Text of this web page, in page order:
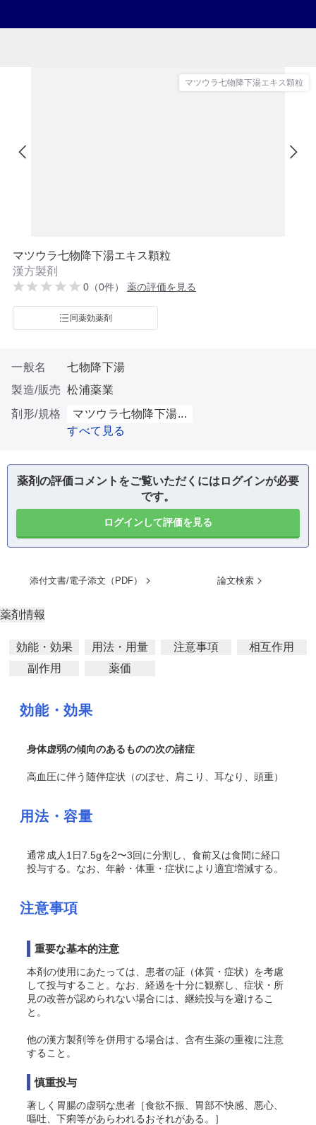
マツウラ七物降下湯エキス顆粒
マツウラ七物降下湯エキス顆粒
漢方製剤
0（0件） 薬の評価を見る
同薬効薬剤
一般名
七物降下湯
製造/販売 松浦薬業
剤形/規格
マツウラ七物降下湯...
すべて見る
薬剤の評価コメントをご覧いただくにはログインが必要
です。
ログインして評価を見る
添付文書/電子添文（PDF） 論文検索
薬剤情報
効能・効果 用法・用量 注意事項
相互作用
副作用
薬価
効能・効果
身体虚弱の傾向のあるものの次の諸症
高血圧に伴う随伴症状（のぼせ、肩こり、耳なり、頭重）
用法・容量
通常成人1日7.5gを2〜3回に分割し、食前又は食間に経口
投与する。なお、年齢・体重・症状により適宜増減する。
注意事項
重要な基本的注意
本剤の使用にあたっては、患者の証（体質・症状）を考慮
して投与すること。なお、経過を十分に観察し、症状・所
見の改善が認められない場合には、継続投与を避けるこ
と。
他の漢方製剤等を併用する場合は、含有生薬の重複に注意
すること。
慎重投与
著しく胃腸の虚弱な患者［食欲不振、胃部不快感、悪心、
嘔吐、下痢等があらわれるおそれがある。］